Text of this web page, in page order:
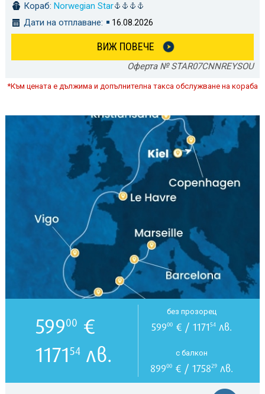
Кораб: Norwegian Star
Дати на отплаване:
16.08.2026
ВИЖ ПОВЕЧЕ
Оферта № STAR07CNNREYSOU
*Към цената е дължима и допълнителна такса обслужване на кораба
59900 €
117154лв.
без прозорец
59900 € / 117154 лв.
с балкон
89900 € / 175829 лв.